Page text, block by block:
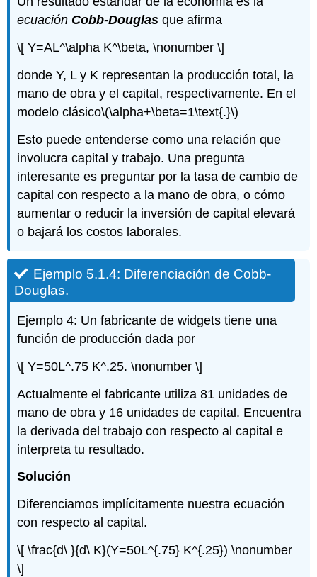
ecuación Cobb-Douglas que afirma
\[ Y=AL^\alpha K^\beta, \nonumber \]
donde Y, L y K representan la producción total, la
mano de obra y el capital, respectivamente. En el
modelo clásico\(\alpha+\beta=1\text{.}\)
Esto puede entenderse como una relación que
involucra capital y trabajo. Una pregunta
interesante es preguntar por la tasa de cambio de
capital con respecto a la mano de obra, o cómo
aumentar o reducir la inversión de capital elevará
o bajará los costos laborales.
Ejemplo 5.1.4: Diferenciación de Cobb-
Douglas.
Ejemplo 4: Un fabricante de widgets tiene una
función de producción dada por
\[ Y=50L^.75 K^.25. \nonumber \]
Actualmente el fabricante utiliza 81 unidades de
mano de obra y 16 unidades de capital. Encuentra
la derivada del trabajo con respecto al capital e
interpreta tu resultado.
Solución
Diferenciamos implícitamente nuestra ecuación
con respecto al capital.
\[ \frac{d\ }{d\ K}(Y=50L^{.75} K^{.25}) \nonumber
\]